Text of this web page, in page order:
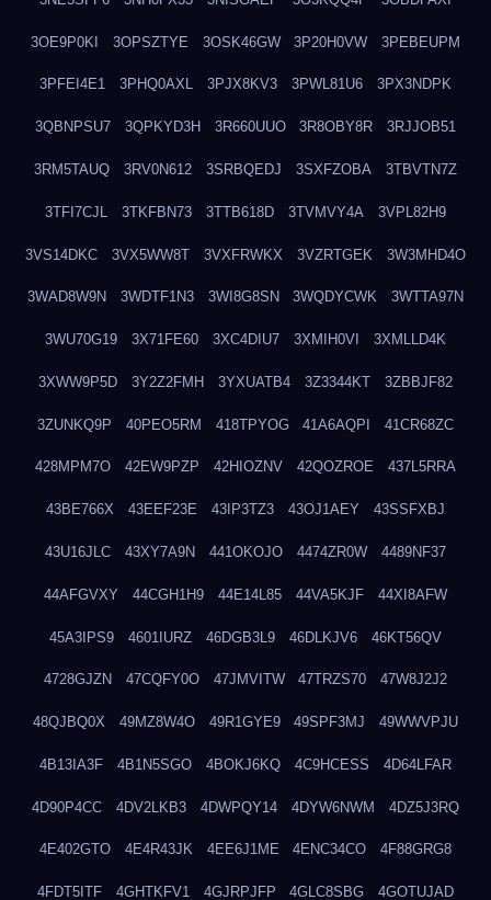
3OE9P0KI 3OPSZTYE 3OSK46GW 3P20H0VW 3PEBEUPM
3PFEI4E1 3PHQ0AXL 3PJX8KV3 3PWL81U6 3PX3NDPK
3QBNPSU7 3QPKYD3H 3R660UUO 3R8OBY8R 3RJJOB51
3RM5TAUQ 3RV0N612 3SRBQEDJ 3SXFZOBA 3TBVTN7Z
3TFI7CJL 3TKFBN73 3TTB618D 3TVMVY4A 3VPL82H9
3VS14DKC 3VX5WW8T 3VXFRWKX 3VZRTGEK 3W3MHD4O
3WAD8W9N 3WDTF1N3 3WI8G8SN 3WQDYCWK 3WTTA97N
3WU70G19 3X71FE60 3XC4DIU7 3XMIH0VI 3XMLLD4K
3XWW9P5D 3Y2Z2FMH 3YXUATB4 3Z3344KT 3ZBBJF82
3ZUNKQ9P 40PEO5RM 418TPYOG 41A6AQPI 41CR68ZC
428MPM7O 42EW9PZP 42HIOZNV 42QOZROE 437L5RRA
43BE766X 43EEF23E 43IP3TZ3 43OJ1AEY 43SSFXBJ
43U16JLC 43XY7A9N 441OKOJO 4474ZR0W 4489NF37
44AFGVXY 44CGH1H9 44E14L85 44VA5KJF 44XI8AFW
45A3IPS9 4601IURZ 46DGB3L9 46DLKJV6 46KT56QV
4728GJZN 47CQFY0O 47JMVITW 47TRZS70 47W8J2J2
48QJBQ0X 49MZ8W4O 49R1GYE9 49SPF3MJ 49WWVPJU
4B13IA3F 4B1N5SGO 4BOKJ6KQ 4C9HCESS 4D64LFAR
4D90P4CC 4DV2LKB3 4DWPQY14 4DYW6NWM 4DZ5J3RQ
4E402GTO 4E4R43JK 4EE6J1ME 4ENC34CO 4F88GRG8
4FDT5ITF 4GHTKFV1 4GJRPJFP 4GLC8SBG 4GOTUJAD